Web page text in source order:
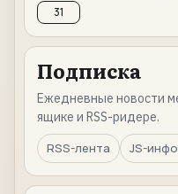
31
Подписка
Ежедневные новости
ящике и RSS-ридере.
RSS-лента
JS-